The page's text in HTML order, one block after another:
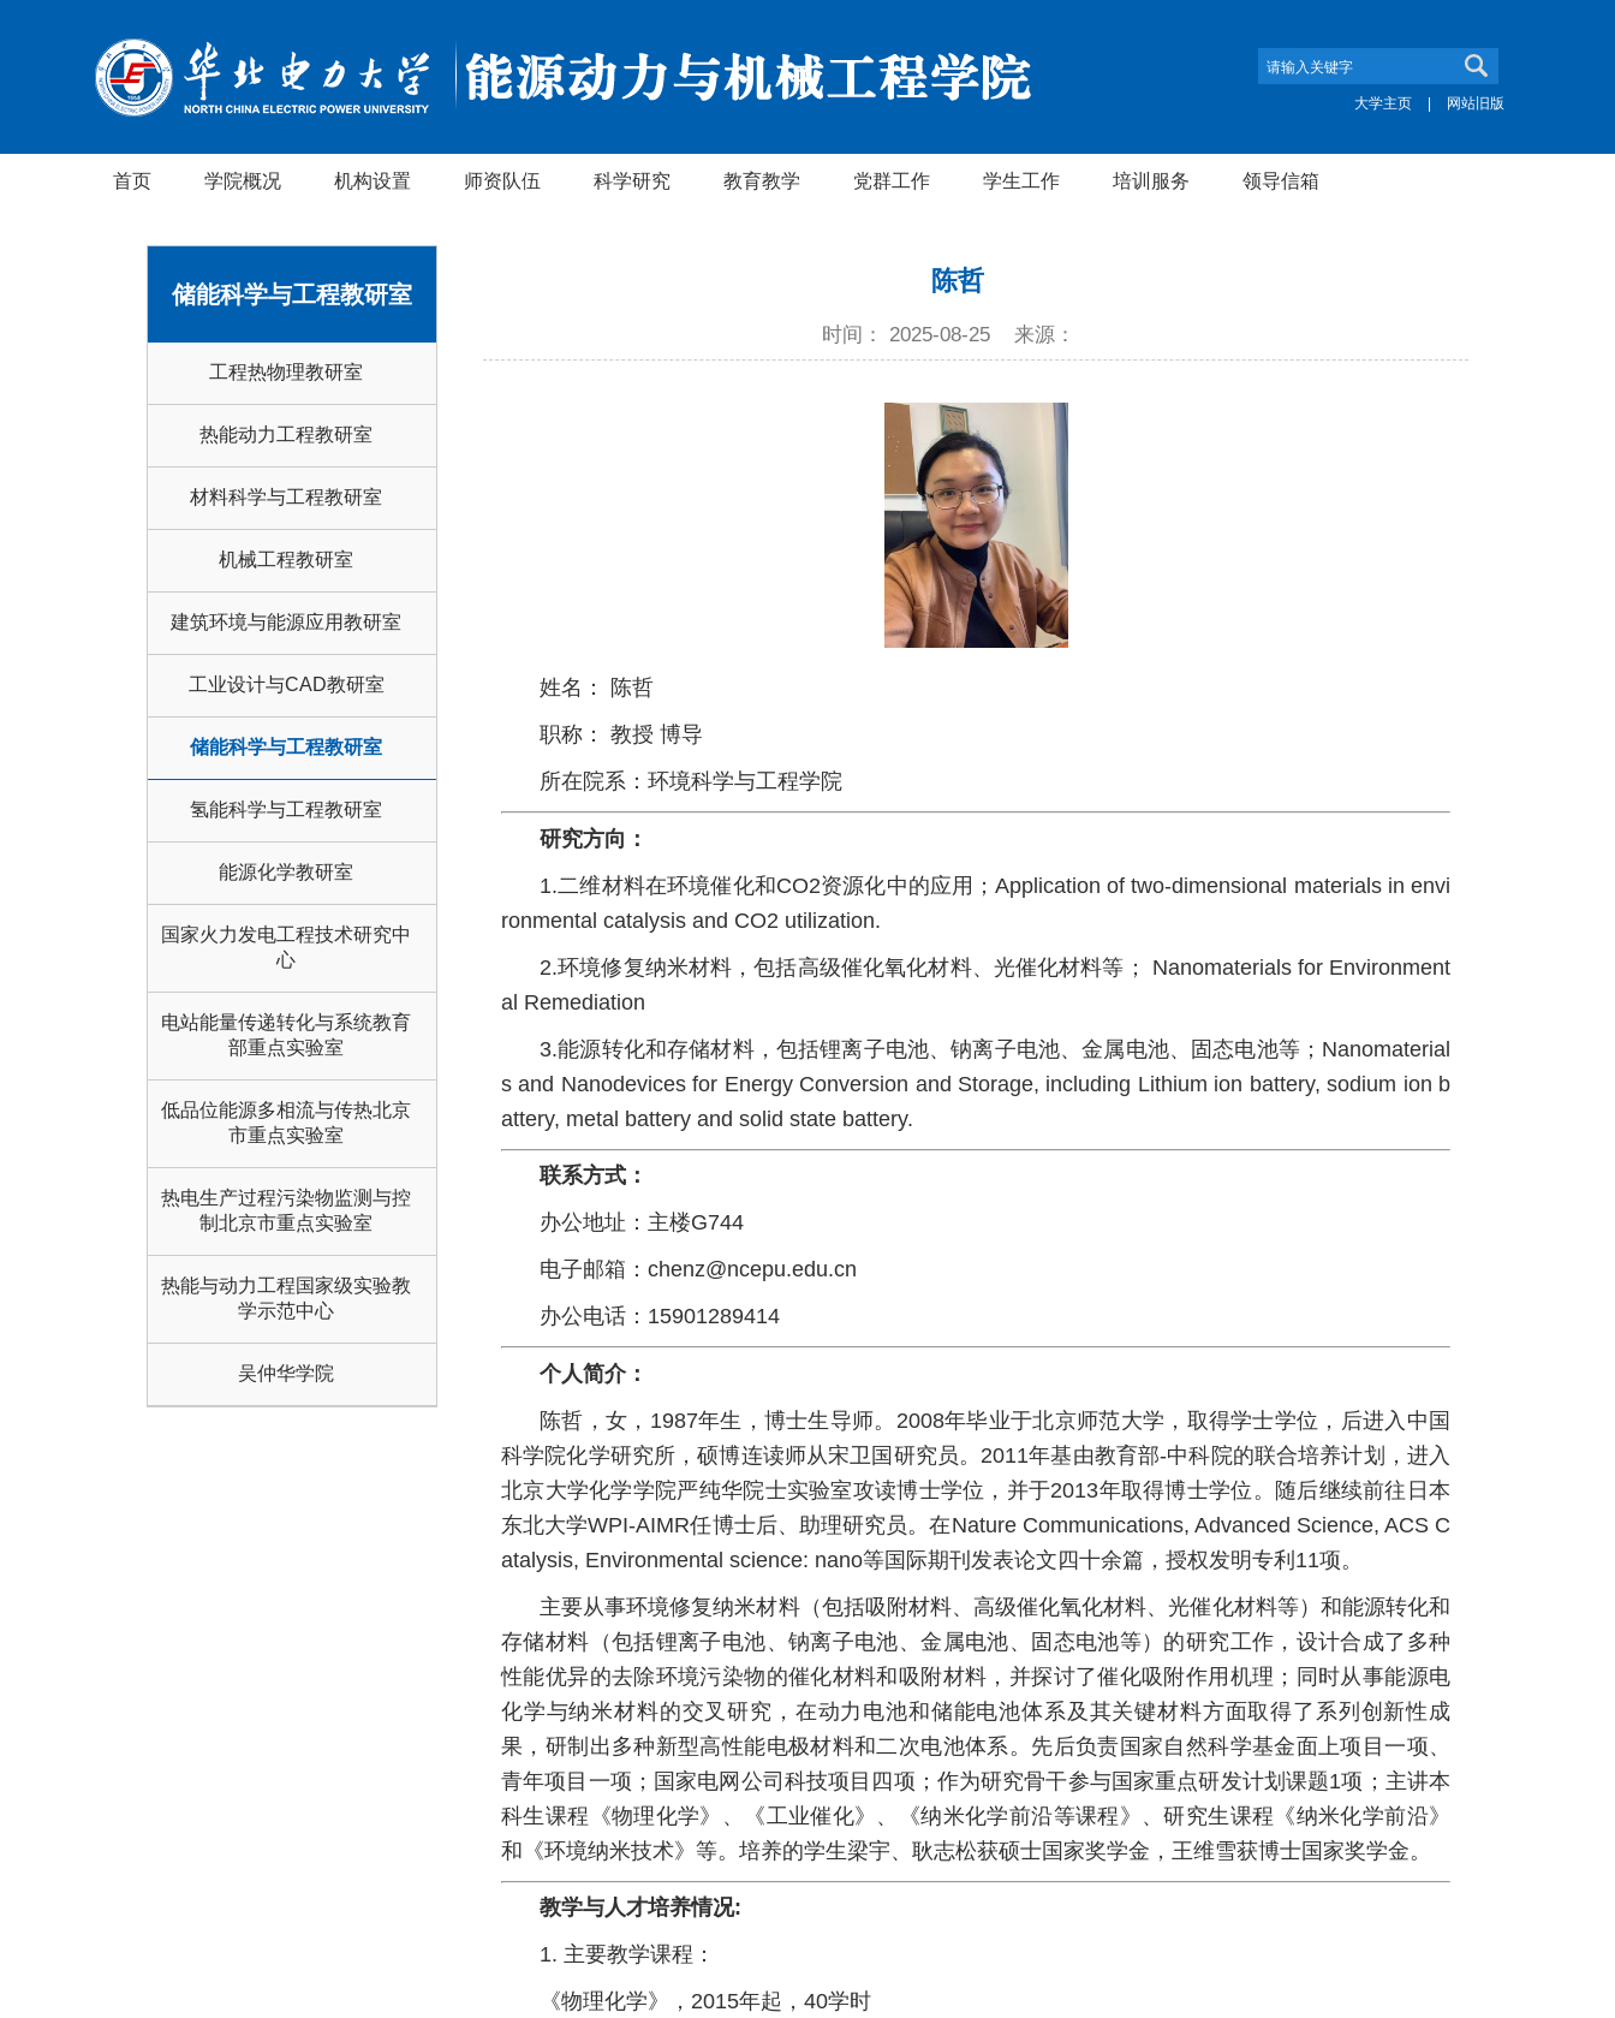
大学主页 网站旧版
首页 学院概况 机构设置 师资队伍 科学研究 教育教学 党群工作 学生工作 培训服务 领导信箱
储能科学与工程教研室
工程热物理教研室
热能动力工程教研室
材料科学与工程教研室
机械工程教研室
建筑环境与能源应用教研室
工业设计与CAD教研室
储能科学与工程教研室
氢能科学与工程教研室
能源化学教研室
国家火力发电工程技术研究中
心
电站能量传递转化与系统教育
部重点实验室
低品位能源多相流与传热北京
市重点实验室
热电生产过程污染物监测与控
制北京市重点实验室
热能与动力工程国家级实验教
学示范中心
吴仲华学院
陈哲
时间： 2025-08-25 来源：
姓名： 陈哲
职称： 教授 博导
所在院系：环境科学与工程学院
研究方向：
1.二维材料在环境催化和CO2资源化中的应用；Application of two-dimensional materials in envi
ronmental catalysis and CO2 utilization.
2.环境修复纳米材料，包括高级催化氧化材料、光催化材料等； Nanomaterials for Environment
al Remediation
3.能源转化和存储材料，包括锂离子电池、钠离子电池、金属电池、固态电池等；Nanomaterial
s and Nanodevices for Energy Conversion and Storage, including Lithium ion battery, sodium ion b
attery, metal battery and solid state battery.
联系方式：
办公地址：主楼G744
电子邮箱：chenz@ncepu.edu.cn
办公电话：15901289414
个人简介：
陈哲，女，1987年生，博士生导师。2008年毕业于北京师范大学，取得学士学位，后进入中国
科学院化学研究所，硕博连读师从宋卫国研究员。2011年基由教育部-中科院的联合培养计划，进入
北京大学化学学院严纯华院士实验室攻读博士学位，并于2013年取得博士学位。随后继续前往日本
东北大学WPI-AIMR任博士后、助理研究员。在Nature Communications, Advanced Science, ACS C
atalysis, Environmental science: nano等国际期刊发表论文四十余篇，授权发明专利11项。
主要从事环境修复纳米材料（包括吸附材料、高级催化氧化材料、光催化材料等）和能源转化和
存储材料（包括锂离子电池、钠离子电池、金属电池、固态电池等）的研究工作，设计合成了多种
性能优异的去除环境污染物的催化材料和吸附材料，并探讨了催化吸附作用机理；同时从事能源电
化学与纳米材料的交叉研究，在动力电池和储能电池体系及其关键材料方面取得了系列创新性成
果，研制出多种新型高性能电极材料和二次电池体系。先后负责国家自然科学基金面上项目一项、
青年项目一项；国家电网公司科技项目四项；作为研究骨干参与国家重点研发计划课题1项；主讲本
科生课程《物理化学》、《工业催化》、《纳米化学前沿等课程》、研究生课程《纳米化学前沿》
和《环境纳米技术》等。培养的学生梁宇、耿志松获硕士国家奖学金，王维雪获博士国家奖学金。
教学与人才培养情况:
1. 主要教学课程：
《物理化学》，2015年起，40学时